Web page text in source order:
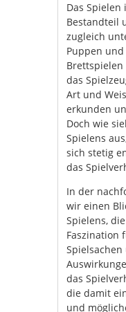
Das
Bestandteil
zugleich
Puppen
das
Art und
erkunden
Doch wie
Spielens
sich stetig
das
In der
wir einen
Spielens,
Faszination
das
die damit
und